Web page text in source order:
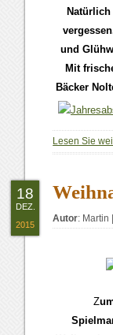
und
Mit
Bäcker
Lesen Sie
Autor: Martin
Z
18
DEZ.
2015